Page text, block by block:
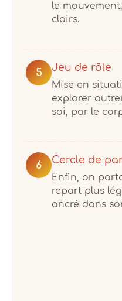
le
clairs.
5 Jeu de rôle
Mise en
explorer
soi, par le
6 Cercle de
Enfin, on
repart plus
ancré dans